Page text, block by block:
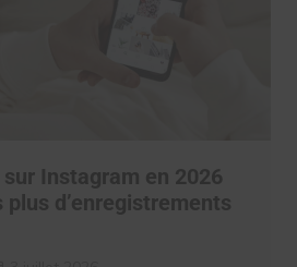
Instagram en 2026
d’enregistrements